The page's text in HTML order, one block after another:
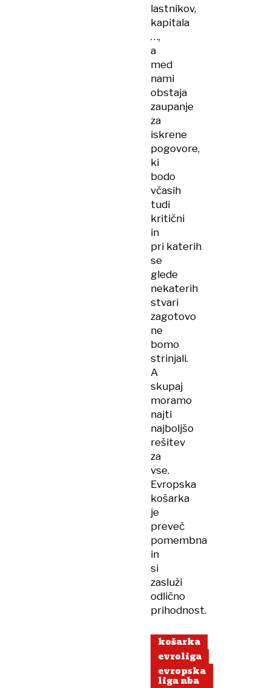
lastnikov,
kapitala
…,
a
med
nami
obstaja
zaupanje
za
iskrene
pogovore,
ki
bodo
včasih
tudi
kritični
in
pri katerih
se
glede
nekaterih
stvari
zagotovo
ne
bomo
strinjali.
A
skupaj
moramo
najti
najboljšo
rešitev
za
vse.
Evropska
košarka
je
preveč
pomembna
in
si
zasluži
odlično
prihodnost.
košarka
evroliga
evropska
liga nba